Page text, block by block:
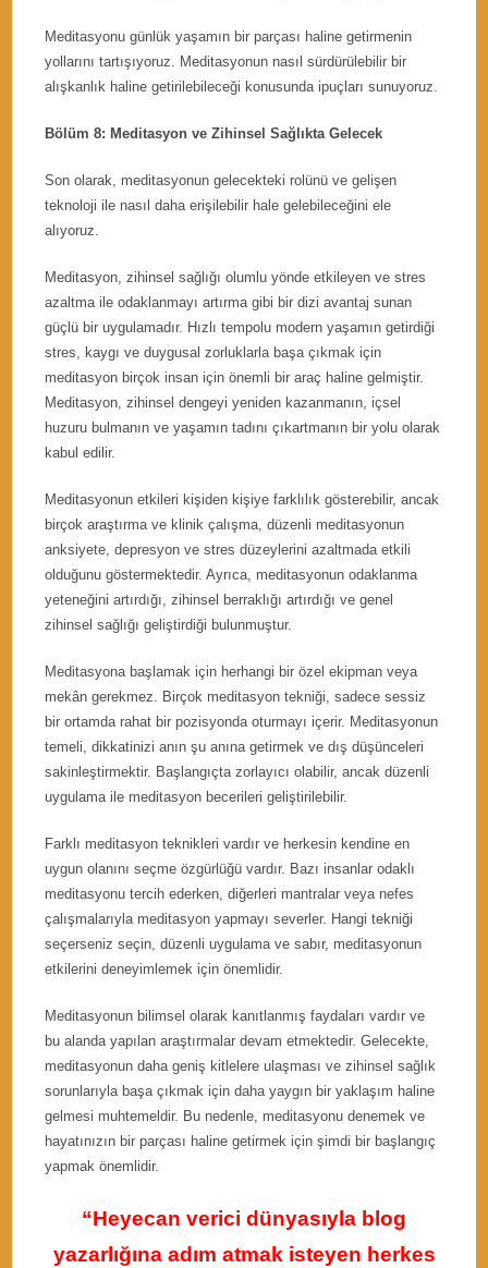
Meditasyonu günlük yaşamın bir parçası haline getirmenin
yollarını tartışıyoruz. Meditasyonun nasıl sürdürülebilir bir
alışkanlık haline getirilebileceği konusunda ipuçları sunuyoruz.
Bölüm 8: Meditasyon ve Zihinsel Sağlıkta Gelecek
Son olarak, meditasyonun gelecekteki rolünü ve gelişen
teknoloji ile nasıl daha erişilebilir hale gelebileceğini ele
alıyoruz.
Meditasyon, zihinsel sağlığı olumlu yönde etkileyen ve stres
azaltma ile odaklanmayı artırma gibi bir dizi avantaj sunan
güçlü bir uygulamadır. Hızlı tempolu modern yaşamın getirdiği
stres, kaygı ve duygusal zorluklarla başa çıkmak için
meditasyon birçok insan için önemli bir araç haline gelmiştir.
Meditasyon, zihinsel dengeyi yeniden kazanmanın, içsel
huzuru bulmanın ve yaşamın tadını çıkartmanın bir yolu olarak
kabul edilir.
Meditasyonun etkileri kişiden kişiye farklılık gösterebilir, ancak
birçok araştırma ve klinik çalışma, düzenli meditasyonun
anksiyete, depresyon ve stres düzeylerini azaltmada etkili
olduğunu göstermektedir. Ayrıca, meditasyonun odaklanma
yeteneğini artırdığı, zihinsel berraklığı artırdığı ve genel
zihinsel sağlığı geliştirdiği bulunmuştur.
Meditasyona başlamak için herhangi bir özel ekipman veya
mekân gerekmez. Birçok meditasyon tekniği, sadece sessiz
bir ortamda rahat bir pozisyonda oturmayı içerir. Meditasyonun
temeli, dikkatinizi anın şu anına getirmek ve dış düşünceleri
sakinleştirmektir. Başlangıçta zorlayıcı olabilir, ancak düzenli
uygulama ile meditasyon becerileri geliştirilebilir.
Farklı meditasyon teknikleri vardır ve herkesin kendine en
uygun olanını seçme özgürlüğü vardır. Bazı insanlar odaklı
meditasyonu tercih ederken, diğerleri mantralar veya nefes
çalışmalarıyla meditasyon yapmayı severler. Hangi tekniği
seçerseniz seçin, düzenli uygulama ve sabır, meditasyonun
etkilerini deneyimlemek için önemlidir.
Meditasyonun bilimsel olarak kanıtlanmış faydaları vardır ve
bu alanda yapılan araştırmalar devam etmektedir. Gelecekte,
meditasyonun daha geniş kitlelere ulaşması ve zihinsel sağlık
sorunlarıyla başa çıkmak için daha yaygın bir yaklaşım haline
gelmesi muhtemeldir. Bu nedenle, meditasyonu denemek ve
hayatınızın bir parçası haline getirmek için şimdi bir başlangıç
yapmak önemlidir.
“Heyecan verici dünyasıyla blog
yazarlığına adım atmak isteyen herkes